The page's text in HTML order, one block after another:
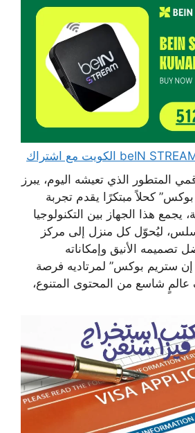
المتطور الذي تعيشه اليوم، يبرز
كحلاً مبتكرًا يقدم تجربة
هذا الجهاز بين التكنولوجيا
ليُحوّل كل منزل إلى مركز
تصميمه الأنيق وإمكاناته
إن ستريم بوكس” لمرتاديه فرصة
عالمٍ شاسع من المحتوى المتنوع،